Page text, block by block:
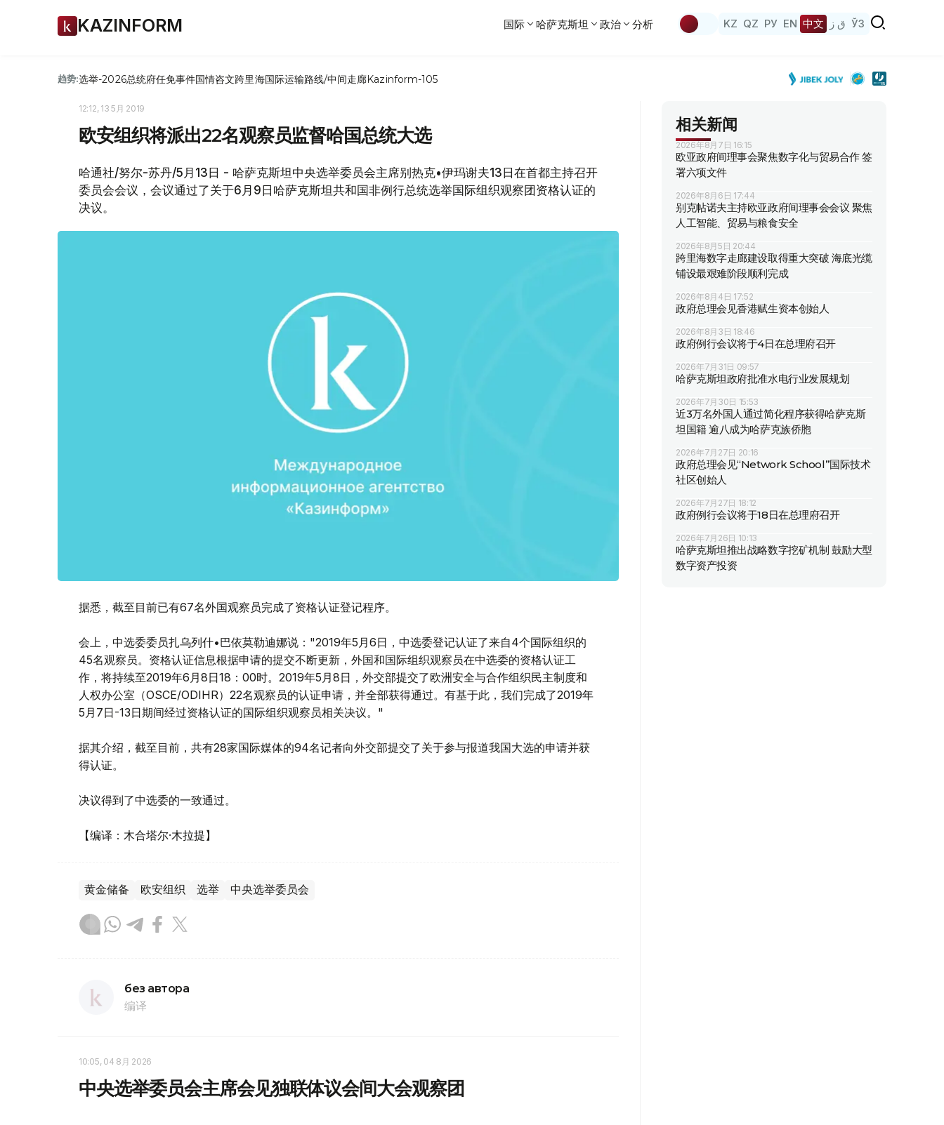
KAZINFORM 国际 哈萨克斯坦 政治 分析 KZ QZ РУ EN 中文 ق ز ЎЗ
趋势:选举-2026总统府任免事件国情咨文跨里海国际运输路线/中间走廊Kazinform-105
12:12, 13 5月 2019
欧安组织将派出22名观察员监督哈国总统大选
哈通社/努尔-苏丹/5月13日 - 哈萨克斯坦中央选举委员会主席别热克•伊玛谢夫13日在首都主持召开
委员会会议，会议通过了关于6月9日哈萨克斯坦共和国非例行总统选举国际组织观察团资格认证的
决议。
据悉，截至目前已有67名外国观察员完成了资格认证登记程序。
会上，中选委委员扎乌列什•巴依莫勒迪娜说："2019年5月6日，中选委登记认证了来自4个国际组织的
45名观察员。资格认证信息根据申请的提交不断更新，外国和国际组织观察员在中选委的资格认证工
作，将持续至2019年6月8日18：00时。2019年5月8日，外交部提交了欧洲安全与合作组织民主制度和
人权办公室（OSCE/ODIHR）22名观察员的认证申请，并全部获得通过。有基于此，我们完成了2019年
5月7日-13日期间经过资格认证的国际组织观察员相关决议。"
据其介绍，截至目前，共有28家国际媒体的94名记者向外交部提交了关于参与报道我国大选的申请并获
得认证。
决议得到了中选委的一致通过。
【编译：木合塔尔·木拉提】
黄金储备 欧安组织 选举 中央选举委员会
без автора
编译
10:05, 04 8月 2026
中央选举委员会主席会见独联体议会间大会观察团
相关新闻
2026年8月7日 16:15
欧亚政府间理事会聚焦数字化与贸易合作 签
署六项文件
2026年8月6日 17:44
别克帖诺夫主持欧亚政府间理事会会议 聚焦
人工智能、贸易与粮食安全
2026年8月5日 20:44
跨里海数字走廊建设取得重大突破 海底光缆
铺设最艰难阶段顺利完成
2026年8月4日 17:52
政府总理会见香港赋生资本创始人
2026年8月3日 18:46
政府例行会议将于4日在总理府召开
2026年7月31日 09:57
哈萨克斯坦政府批准水电行业发展规划
2026年7月30日 15:53
近3万名外国人通过简化程序获得哈萨克斯
坦国籍 逾八成为哈萨克族侨胞
2026年7月27日 20:16
政府总理会见“Network School”国际技术
社区创始人
2026年7月27日 18:12
政府例行会议将于18日在总理府召开
2026年7月26日 10:13
哈萨克斯坦推出战略数字挖矿机制 鼓励大型
数字资产投资